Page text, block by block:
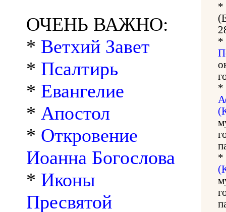
ОЧЕНЬ ВАЖНО:
* Ветхий Завет
* Псалтирь
* Евангелие
* Апостол
* Откровение
Иоанна Богослова
* Иконы
Пресвятой
*
*
*
*